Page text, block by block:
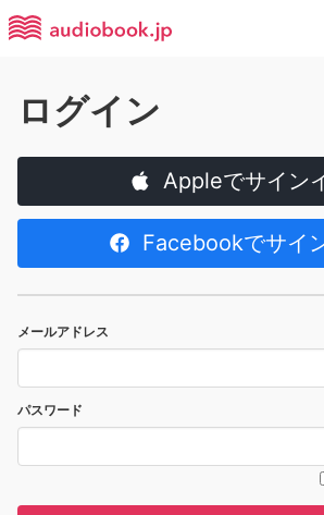
ログイン
Appleでサイン
Facebookでサイ
メールアドレス
パスワード